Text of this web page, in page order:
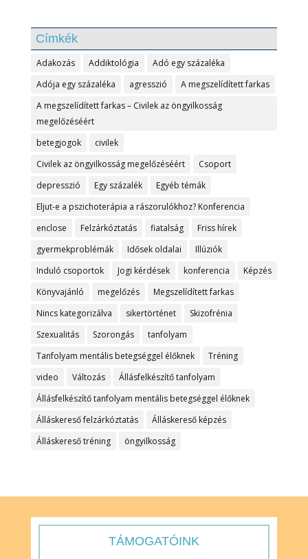
Címkék
Adakozás Addiktológia
Adó egy százaléka
Adója egy százaléka
agresszió
A megszelídített farkas
A megszelídített farkas – Civilek az öngyilkosság
megelőzéséért
betegjogok
civilek
Civilek az öngyilkosság megelőzéséért
Csoport
depresszió
Egy százalék
Egyéb témák
Eljut-e a pszichoterápia a rászorulókhoz? Konferencia
enclose
Felzárkóztatás fiatalság
Friss hírek
gyermekproblémák
Idősek oldalai
Illúziók
Induló csoportok
Jogi kérdések konferencia
Képzés
Könyvajánló
megelőzés
Megszelídített farkas
Nincs kategorizálva
sikertörténet
Skizofrénia
Szexualitás
Szorongás
tanfolyam
Tanfolyam mentális betegséggel élőknek
Tréning
video
Változás
Állásfelkészítő tanfolyam
Állásfelkészítő tanfolyam mentális betegséggel élőknek
Álláskereső felzárkóztatás
Álláskereső képzés
Álláskereső tréning
öngyilkosság
TÁMOGATÓINK